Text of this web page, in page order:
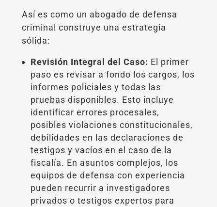
Así es como un abogado de defensa
criminal construye una estrategia
sólida:
Revisión Integral del Caso: El primer
paso es revisar a fondo los cargos, los
informes policiales y todas las
pruebas disponibles. Esto incluye
identificar errores procesales,
posibles violaciones constitucionales,
debilidades en las declaraciones de
testigos y vacíos en el caso de la
fiscalía. En asuntos complejos, los
equipos de defensa con experiencia
pueden recurrir a investigadores
privados o testigos expertos para